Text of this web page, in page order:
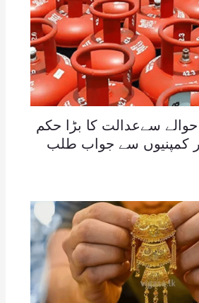
سےعدالت کا بڑا حکم
کمپنیوں سے جواب طلب